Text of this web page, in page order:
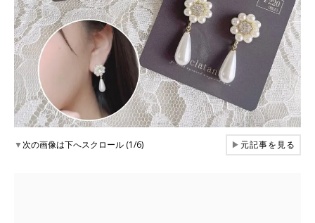
▼次の画像は下へスクロール (1/6) ▶元記事を見る